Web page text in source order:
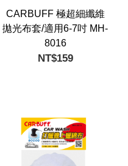
CARBUFF 極超細纖維
拋光布套/適用6-7吋 MH-
8016
NT$159